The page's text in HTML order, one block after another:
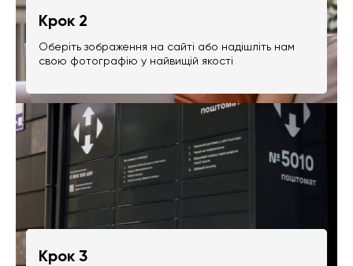
Крок 2
Оберіть зображення на сайті або надішліть нам
свою фотографію у найвищій якості
Крок 3